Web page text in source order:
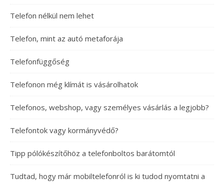
Telefon nélkül nem lehet
Telefon, mint az autó metaforája
Telefonfüggőség
Telefonon még klímát is vásárolhatok
Telefonos, webshop, vagy személyes vásárlás a legjobb?
Telefontok vagy kormányvédő?
Tipp pólókészítőhöz a telefonboltos barátomtól
Tudtad, hogy már mobiltelefonról is ki tudod nyomtatni a